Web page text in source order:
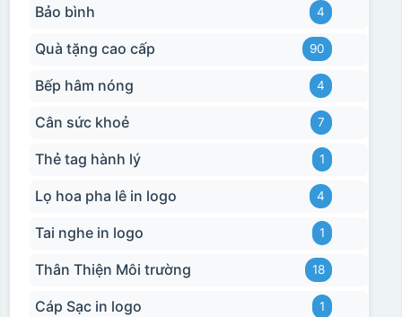
Bảo bình 4
Quà tặng cao cấp 90
Bếp hâm nóng 4
Cân sức khoẻ 7
Thẻ tag hành lý 1
Lọ hoa pha lê in logo 4
Tai nghe in logo 1
Thân Thiện Môi trường 18
Cáp Sạc in logo 1